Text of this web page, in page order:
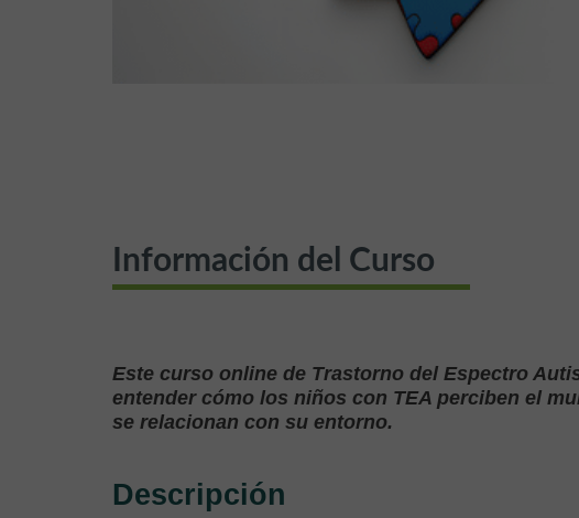
Información del Curso
Este curso online de Trastorno del Espectro
entender cómo los niños con TEA perciben el
se relacionan con su entorno.
Descripción